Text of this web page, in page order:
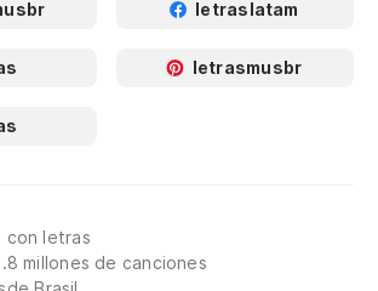
letraslatam
letrasmusbr
con letras
millones de canciones